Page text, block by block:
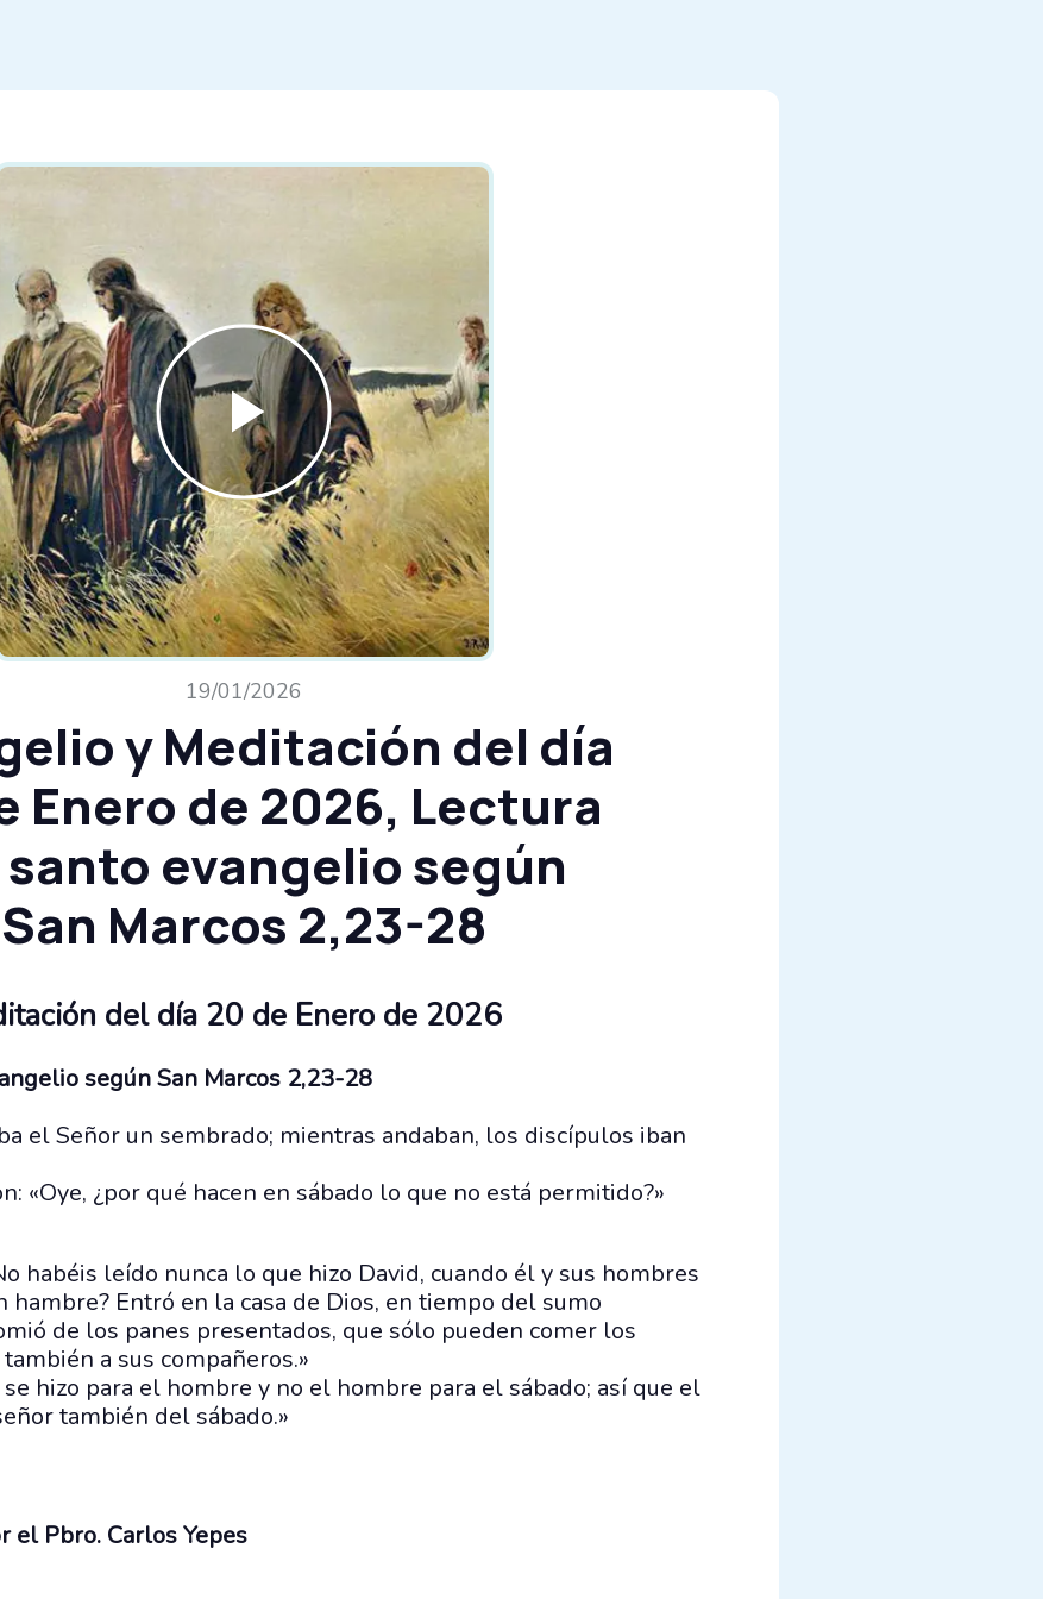
19/01/2026
y Meditación del día
Enero de 2026, Lectura
evangelio según
San Marcos 2,23-28
del día 20 de Enero de 2026
según San Marcos 2,23-28
el Señor un sembrado; mientras andaban, los discípulos iban
«Oye, ¿por qué hacen en sábado lo que no está permitido?»
habéis leído nunca lo que hizo David, cuando él y sus hombres
hambre? Entró en la casa de Dios, en tiempo del sumo
de los panes presentados, que sólo pueden comer los
a sus compañeros.»
se hizo para el hombre y no el hombre para el sábado; así que el
también del sábado.»
el Pbro. Carlos Yepes